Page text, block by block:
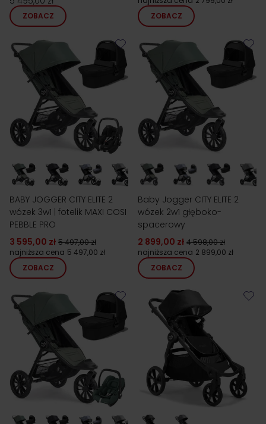
ZOBACZ
ZOBACZ
BABY JOGGER CITY ELITE 2
wózek 3w1 | fotelik MAXI COSI
PEBBLE PRO
3 595,00 zł 5 497,00 zł
najniższa cena 5 497,00 zł
ZOBACZ
Baby Jogger CITY ELITE 2
wózek 2w1 głęboko-
spacerowy
2 899,00 zł 4 598,00 zł
najniższa cena 2 899,00 zł
ZOBACZ